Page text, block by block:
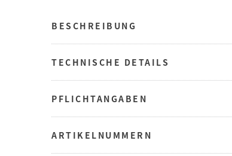
BESCHREIBUNG
TECHNISCHE DETAILS
PFLICHTANGABEN
ARTIKELNUMMERN